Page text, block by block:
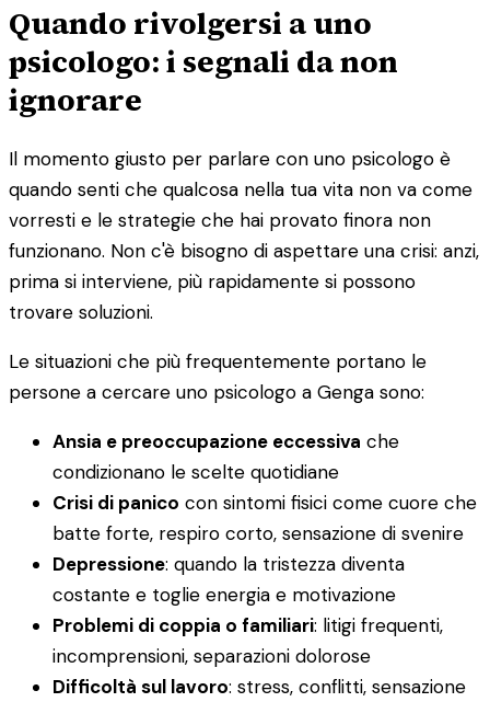
Quando rivolgersi a uno
psicologo: i segnali da non
ignorare
Il momento giusto per parlare con uno psicologo è
quando senti che qualcosa nella tua vita non va come
vorresti e le strategie che hai provato finora non
funzionano. Non c'è bisogno di aspettare una crisi: anzi,
prima si interviene, più rapidamente si possono
trovare soluzioni.
Le situazioni che più frequentemente portano le
persone a cercare uno psicologo a Genga sono:
Ansia e preoccupazione eccessiva che
condizionano le scelte quotidiane
Crisi di panico con sintomi fisici come cuore che
batte forte, respiro corto, sensazione di svenire
Depressione: quando la tristezza diventa
costante e toglie energia e motivazione
Problemi di coppia o familiari: litigi frequenti,
incomprensioni, separazioni dolorose
Difficoltà sul lavoro: stress, conflitti, sensazione